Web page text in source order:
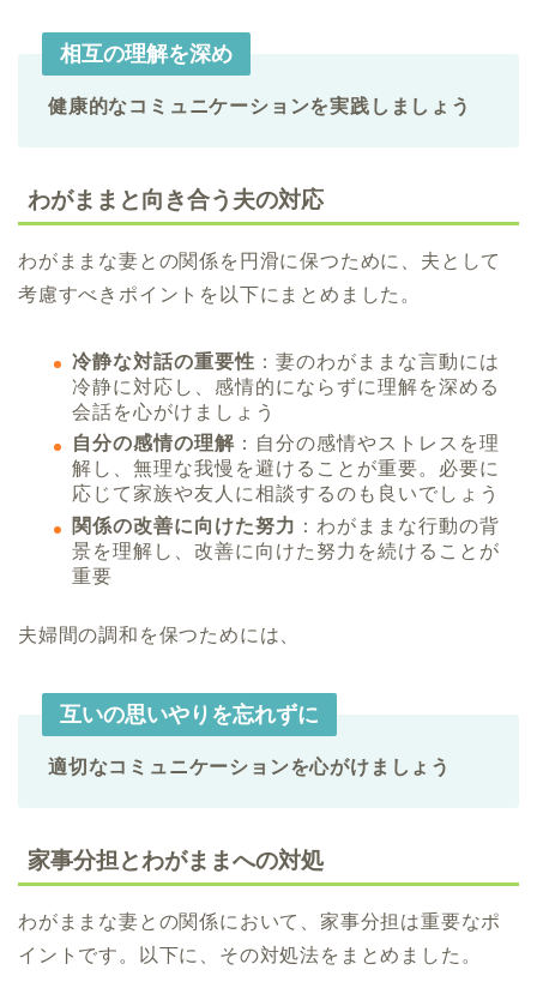
相互の理解を深め
健康的なコミュニケーションを実践しましょう
わがままと向き合う夫の対応
わがままな妻との関係を円滑に保つために、夫として
考慮すべきポイントを以下にまとめました。
冷静な対話の重要性 ：妻のわがままな言動には
冷静に対応し、感情的にならずに理解を深める
会話を心がけましょう
自分の感情の理解 ：自分の感情やストレスを理
解し、無理な我慢を避けることが重要。必要に
応じて家族や友人に相談するのも良いでしょう
関係の改善に向けた努力 ：わがままな行動の背
景を理解し、改善に向けた努力を続けることが
重要
夫婦間の調和を保つためには、
互いの思いやりを忘れずに
適切なコミュニケーションを心がけましょう
家事分担とわがままへの対処
わがままな妻との関係において、家事分担は重要なポ
イントです。以下に、その対処法をまとめました。